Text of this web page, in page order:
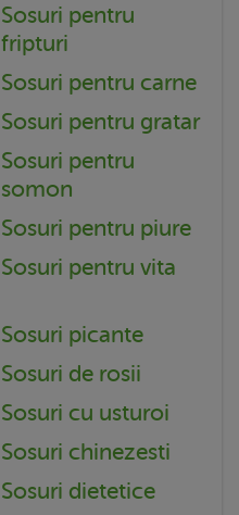
Sosuri pentru
fripturi
Sosuri pentru carne
Sosuri pentru gratar
Sosuri pentru
somon
Sosuri pentru piure
Sosuri pentru vita
Sosuri picante
Sosuri de rosii
Sosuri cu usturoi
Sosuri chinezesti
Sosuri dietetice